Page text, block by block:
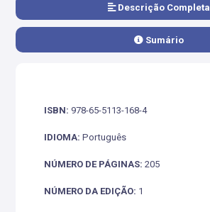
Descrição Completa
Sumário
ISBN: 978-65-5113-168-4
IDIOMA: Português
NÚMERO DE PÁGINAS: 205
NÚMERO DA EDIÇÃO: 1